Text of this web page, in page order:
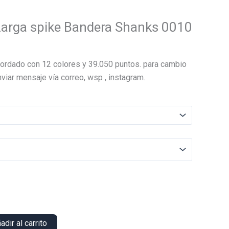
spike Bandera Shanks 0010
con 12 colores y 39.050 puntos. para cambio
mensaje vía correo, wsp , instagram.
al carrito